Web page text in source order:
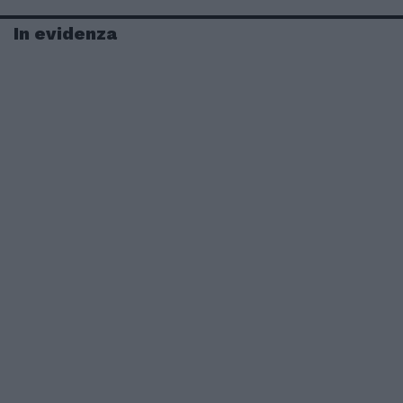
In evidenza